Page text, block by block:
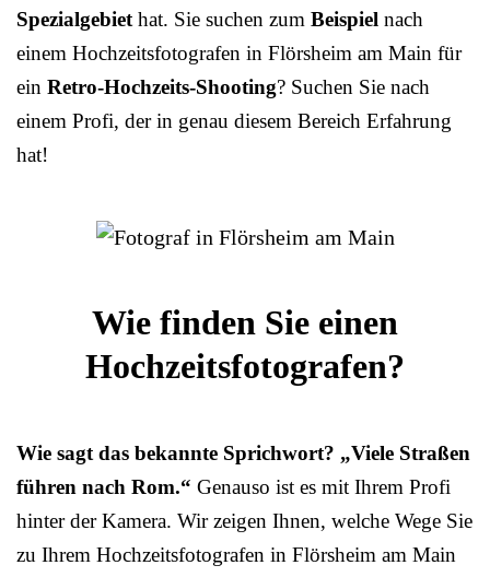
Spezialgebiethat. Sie suchen zum Beispiel nach
einem Hochzeitsfotografen in Flörsheim am Main für
ein Retro-Hochzeits-Shooting? Suchen Sie nach
einem Profi, der in genau diesem Bereich Erfahrung
hat!
Wie finden Sie einen
Hochzeitsfotografen?
Wie sagt das bekannte Sprichwort? „Viele Straßen
führen nach Rom.“ Genauso ist es mit Ihrem Profi
hinter der Kamera. Wir zeigen Ihnen, welche Wege Sie
zu Ihrem Hochzeitsfotografen in Flörsheim am Main